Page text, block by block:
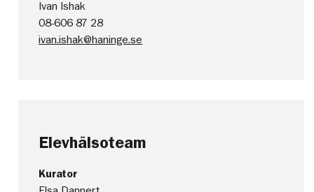
Ivan Ishak
08-606 87 28
ivan.ishak@haninge.se
Elevhälsoteam
Kurator